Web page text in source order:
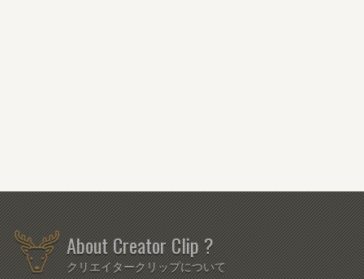
About Creator Clip ?
クリエイタークリップについて